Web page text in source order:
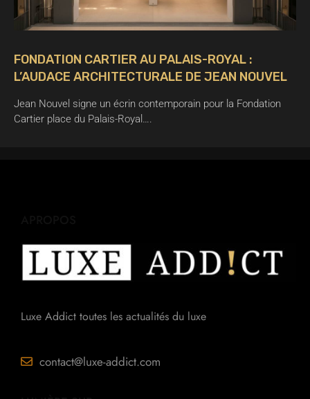
FONDATION CARTIER AU PALAIS-ROYAL :
L’AUDACE ARCHITECTURALE DE JEAN NOUVEL
Jean Nouvel signe un écrin contemporain pour la Fondation
Cartier place du Palais-Royal….
Luxe Addict toutes les actualités du luxe
contact@luxe-addict.com